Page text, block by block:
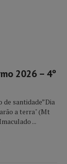
2026 – 4º
de santidade”Dia
a terra" (Mt
...